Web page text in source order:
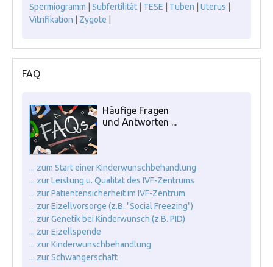
Spermiogramm
Subfertilität TESE Tuben Uterus
Vitrifikation
Zygote
FAQ
Häufige Fragen
und Antworten ...
... zum Start einer Kinderwunschbehandlung
... zur Leistung u. Qualität des IVF-Zentrums
... zur Patientensicherheit im IVF-Zentrum
... zur Eizellvorsorge (z.B. "Social Freezing")
... zur Genetik bei Kinderwunsch (z.B. PID)
... zur Eizellspende
... zur Kinderwunschbehandlung
... zur Schwangerschaft